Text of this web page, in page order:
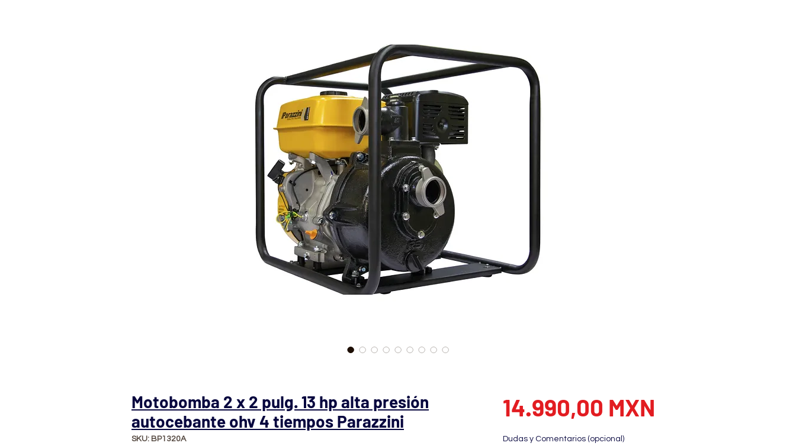
Motobomba 2 x 2 pulg. 13 hp alta presión
autocebante ohv 4 tiempos Parazzini
SKU: BP1320A
14.990,00 MXN
Dudas y Comentarios (opcional)